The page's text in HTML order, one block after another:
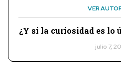
VER
¿Y si la curiosidad es lo
julio 7,